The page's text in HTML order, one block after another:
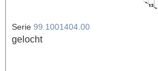
Serie 99.1001404.00
gelocht